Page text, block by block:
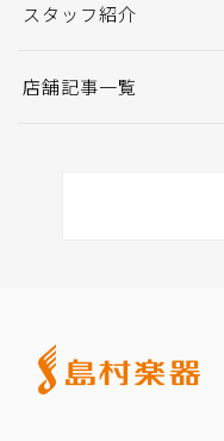
スタッフ紹介
店舗記事一覧